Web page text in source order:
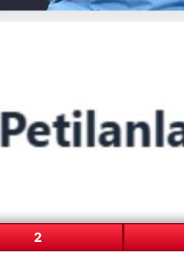
dev isim! Manchester
2